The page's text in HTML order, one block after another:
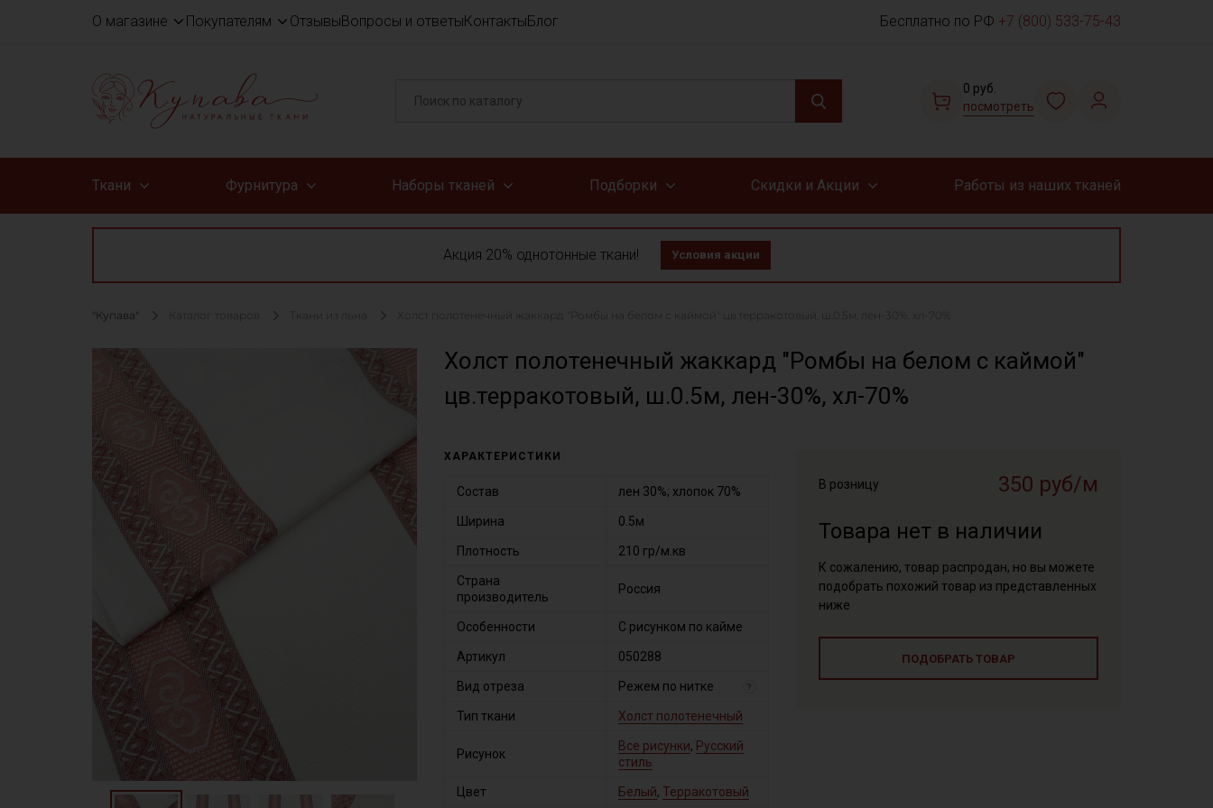
О магазине Покупателям ОтзывыВопросы и ответыКонтактыБлог Бесплатно по РФ +7 (800) 533-75-43
0 руб.
посмотреть
Ткани Фурнитура Наборы тканей Подборки Скидки и Акции Работы из наших тканей
Акция 20% однотонные ткани! Условия акции
"Купава" Каталог товаров Ткани из льна Холст полотенечный жаккард "Ромбы на белом с каймой" цв.терракотовый, ш.0.5м, лен-30%, хл-70%
Холст полотенечный жаккард "Ромбы на белом с каймой"
цв.терракотовый, ш.0.5м, лен-30%, хл-70%
В розницу
350 руб/м
Товара нет в наличии
К сожалению, товар распродан, но вы можете
подобрать похожий товар из представленных
ниже
ПОДОБРАТЬ ТОВАР
ХАРАКТЕРИСТИКИ
Состав лен 30%; хлопок 70%
Ширина 0.5м
Плотность 210 гр/м.кв
Страна
производитель
Россия
Особенности С рисунком по кайме
Артикул 050288
Вид отреза Режем по нитке ?
Тип ткани Холст полотенечный
Рисунок
Все рисунки, Русский
стиль
Цвет Белый, Терракотовый